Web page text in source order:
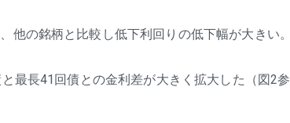
他の銘柄と比較し低下利回りの低下幅が大きい。
最長41回債との金利差が大きく拡大した（図2参